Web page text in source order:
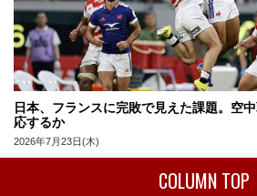
日本、フランスに完敗で見えた課題。空
応するか
2026年7月23日(木)
COLUMN TOP